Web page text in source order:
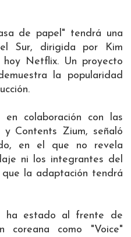
de papel" tendrá una
Sur, dirigida por Kim
hoy Netflix. Un proyecto
la popularidad
colaboración con las
Contents Zium, señaló
en el que no revela
ni los integrantes del
que la adaptación tendrá
ha estado al frente de
coreana como "Voice"